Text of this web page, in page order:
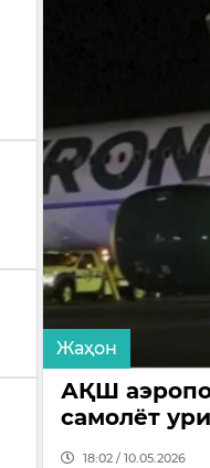
Жаҳон
АҚШ
самолёт
18:02 / 10.05.2026